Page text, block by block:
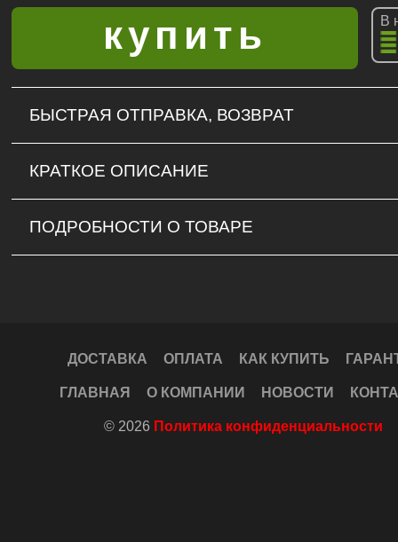
В
БЫСТРАЯ ОТПРАВКА, ВОЗВРАТ
КРАТКОЕ ОПИСАНИЕ
ПОДРОБНОСТИ О ТОВАРЕ
ДОСТАВКА ОПЛАТА КАК КУПИТЬ
ГЛАВНАЯ О КОМПАНИИ НОВОСТИ
© 2026 Политика конфиденциальности